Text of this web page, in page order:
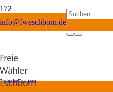
info@fweschborn.de
Freie
Wähler
Eschborn
" class="w-text-
Sicherheit im Fokus: FWE
vor 2 Jahren
Presseerklärung der FWE